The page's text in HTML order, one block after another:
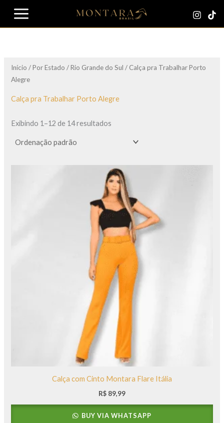
para
Início /Por Estado /Rio Grande do Sul / Calça pra Trabalhar Porto
Alegre
Calça pra Trabalhar Porto Alegre
Exibindo 1–12 de 14 resultados
Calça com Cinto Montara Flare Itália
R$ 89,99
BUY VIA WHATSAPP